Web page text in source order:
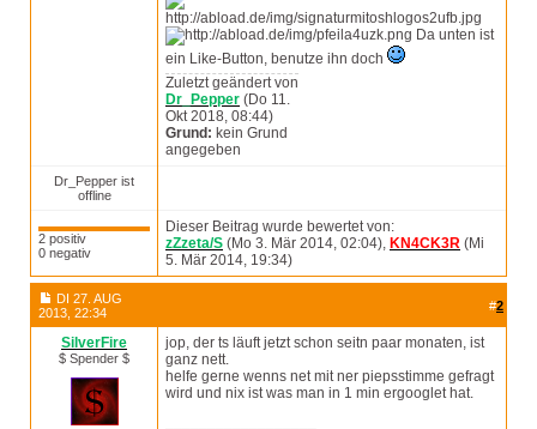
Da unten ist
ein Like-Button, benutze ihn doch
Zuletzt geändert von
Dr_Pepper (Do 11.
Okt 2018, 08:44)
Grund: kein Grund
angegeben
Dr_Pepper ist
offline
2 positiv
0 negativ
Dieser Beitrag wurde bewertet von:
zZzeta/S (Mo 3. Mär 2014, 02:04), KN4CK3R (Mi
5. Mär 2014, 19:34)
DI 27. AUG
2013, 22:34
#2
SilverFire
$ Spender $
jop, der ts läuft jetzt schon seitn paar monaten, ist
ganz nett.
helfe gerne wenns net mit ner piepsstimme gefragt
wird und nix ist was man in 1 min ergooglet hat.